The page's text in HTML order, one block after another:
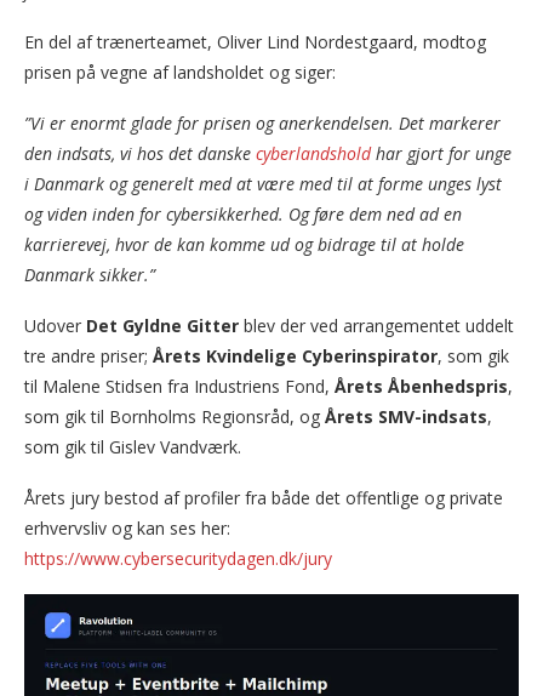
En del af trænerteamet, Oliver Lind Nordestgaard, modtog
prisen på vegne af landsholdet og siger:
”Vi er enormt glade for prisen og anerkendelsen. Det markerer
den indsats, vi hos det danske cyberlandsholdhar gjort for unge
i Danmark og generelt med at være med til at forme unges lyst
og viden inden for cybersikkerhed. Og føre dem ned ad en
karrierevej, hvor de kan komme ud og bidrage til at holde
Danmark sikker.”
Udover Det Gyldne Gitter blev der ved arrangementet uddelt
tre andre priser; Årets Kvindelige Cyberinspirator, som gik
til Malene Stidsen fra Industriens Fond, Årets Åbenhedspris,
som gik til Bornholms Regionsråd, og Årets SMV-indsats,
som gik til Gislev Vandværk.
Årets jury bestod af profiler fra både det offentlige og private
erhvervsliv og kan ses her:
https://www.cybersecuritydagen.dk/jury